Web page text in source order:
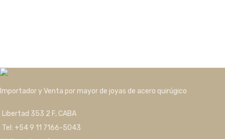
Importador y Venta por mayor de joyas de acero quirúgico
Libertad 353 2 F, CABA
Tel: +54 9 11 7166-5043